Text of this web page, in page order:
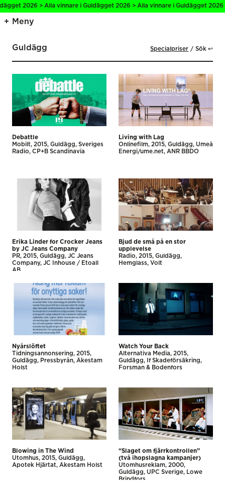
2026 > Alla vinnare i Guldägget 2026 > Alla vinnare i Guldägget 2026
Meny
Guldägg Specialpriser Sök ↩
Debattle
Mobilt 2015 Guldägg
Sveriges
Radio
CP+B Scandinavia
Living with Lag
Onlinefilm 2015 Guldägg
Umeå
Energi/ume.net
ANR BBDO
Erika Linder for Crocker Jeans
by JC Jeans Company
PR 2015 Guldägg
JC Jeans
Company JC Inhouse / Etoall
AB
Bjud de små på en stor
upplevelse
Radio
2015 Guldägg
Hemglass Volt
Nyårslöftet
Tidnings­annonsering
2015
Guldägg
Pressbyrån
Åkestam
Holst
Watch Your Back
Alternativa Media
2015
Guldägg
If Skadeförsäkring
Forsman & Bodenfors
Blowing in The Wind
Utomhus 2015 Guldägg
Apotek Hjärtat
Åkestam Holst
“Slaget om fjärrkontrollen”
(två ihopslagna kampanjer)
Utomhus­reklam 2000
Guldägg
UPC Sverige
Lowe
Brindfors